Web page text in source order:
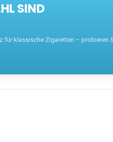
SIND
für klassische Zigaretten – probieren